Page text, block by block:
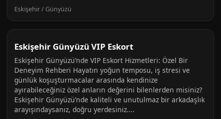
Eskişehir / Günyüzü
Eskişehir Günyüzü VIP Eskort
Eskişehir Günyüzü’nde VIP Eskort Hizmetleri: Özel Bir
Deneyim Rehberi Hayatın yoğun temposu, iş stresi ve
günlük koşuşturmacalar arasında kendinize
ayırabileceğiniz özel anların değerini bilenlerden misiniz?
Eskişehir Günyüzü’nde kaliteli ve unutulmaz bir arkadaşlık
arayışındaysanız, doğru yerdesiniz....